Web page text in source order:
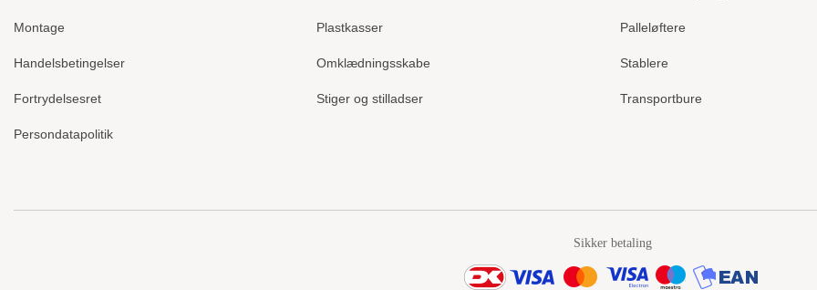
Montage
Handelsbetingelser
Fortrydelsesret
Persondatapolitik
Plastkasser
Omklædningsskabe
Stiger og stilladser
Palleløftere
Stablere
Transportbure
Sikker betaling